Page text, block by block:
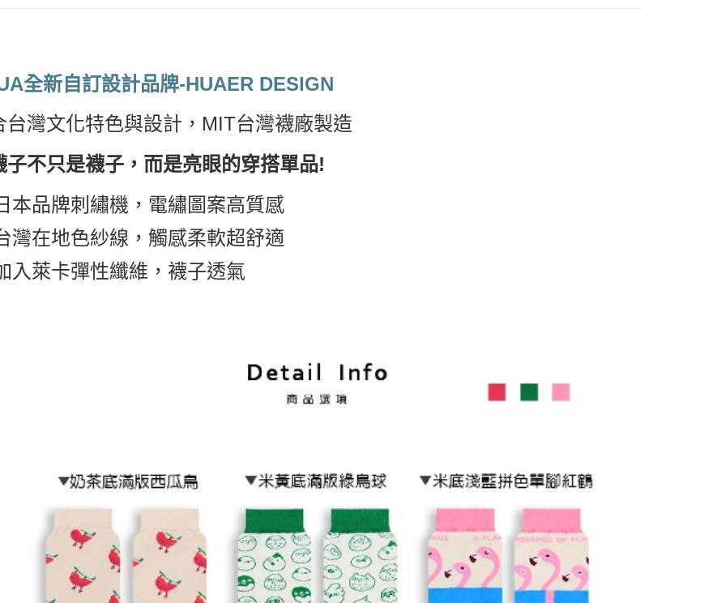
其他海外郵寄
香港澳門地區
全新自訂設計品牌-HUAER DESIGN
台灣文化特色與設計，MIT台灣襪廠製造
子不只是襪子，而是亮眼的穿搭單品!
本品牌刺繡機，電繡圖案高質感
灣在地色紗線，觸感柔軟超舒適
入萊卡彈性纖維，襪子透氣